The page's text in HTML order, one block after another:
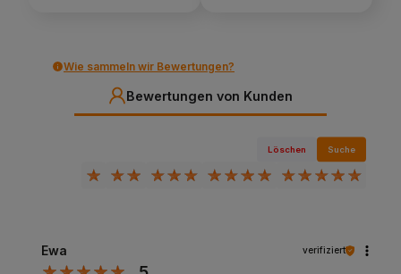
Wie sammeln wir Bewertungen?
Bewertungen von Kunden
Löschen Suche
Ewa verifiziert